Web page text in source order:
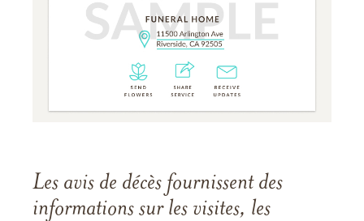
Les avis de décès fournissent des
informations sur les visites, les